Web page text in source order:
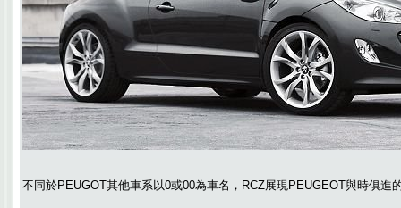
不同於PEUGOT其他車系以0或00為車名，RCZ展現PEUGEOT與時俱進